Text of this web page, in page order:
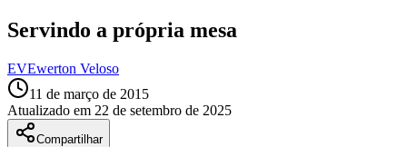
Servindo a própria mesa
EVEwerton Veloso
11 de março de 2015
Atualizado em 22 de setembro de 2025
Compartilhar